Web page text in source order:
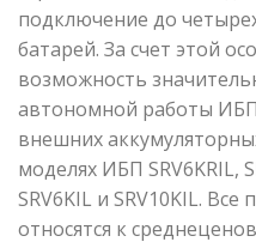
подключение до
батарей. За счет этой
возможность
автономной работы
внешних
моделях ИБП SRV6KRIL,
SRV6KIL и SRV10KIL.
относятся к